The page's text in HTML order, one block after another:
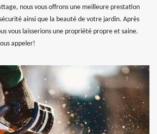
nous vous offrons une meilleure prestation
ainsi que la beauté de votre jardin. Après
vous laisserions une propriété propre et saine.
appeler!